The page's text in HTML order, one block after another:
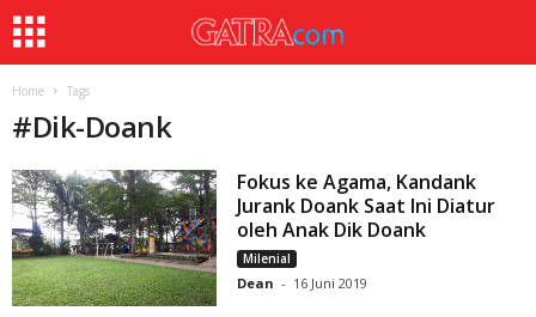
Home Tags
#Dik-Doank
Fokus ke Agama, Kandank
Jurank Doank Saat Ini Diatur
oleh Anak Dik Doank
Milenial
Dean - 16 Juni 2019